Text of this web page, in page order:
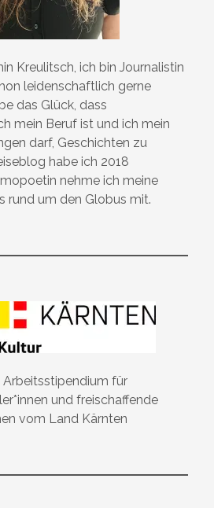
Kreulitsch, ich bin Journalistin
leidenschaftlich gerne
das Glück, dass
mein Beruf ist und ich mein
darf, Geschichten zu
habe ich 2018
nehme ich meine
rund um den Globus mit.
für
und freischaffende
vom Land Kärnten